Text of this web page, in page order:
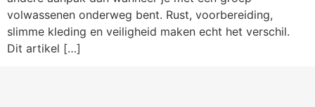
volwassenen onderweg bent. Rust, voorbereiding,
slimme kleding en veiligheid maken echt het verschil.
Dit artikel […]